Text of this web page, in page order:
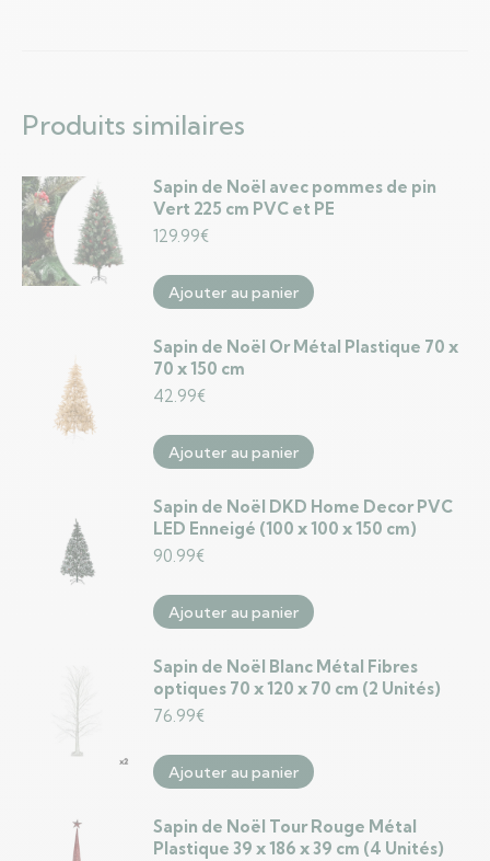
Produits similaires
Sapin de Noël avec pommes de pin
Vert 225 cm PVC et PE
129.99€
Ajouter au panier
Sapin de Noël Or Métal Plastique 70 x
70 x 150 cm
42.99€
Ajouter au panier
Sapin de Noël DKD Home Decor PVC
LED Enneigé (100 x 100 x 150 cm)
90.99€
Ajouter au panier
Sapin de Noël Blanc Métal Fibres
optiques 70 x 120 x 70 cm (2 Unités)
76.99€
Ajouter au panier
Sapin de Noël Tour Rouge Métal
Plastique 39 x 186 x 39 cm (4 Unités)